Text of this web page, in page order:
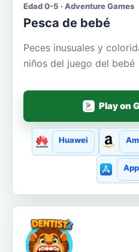
Edad 0-5 · Adventure Games
Pesca de bebé
Peces inusuales y
niños del juego del bebé
Play on
Huawei